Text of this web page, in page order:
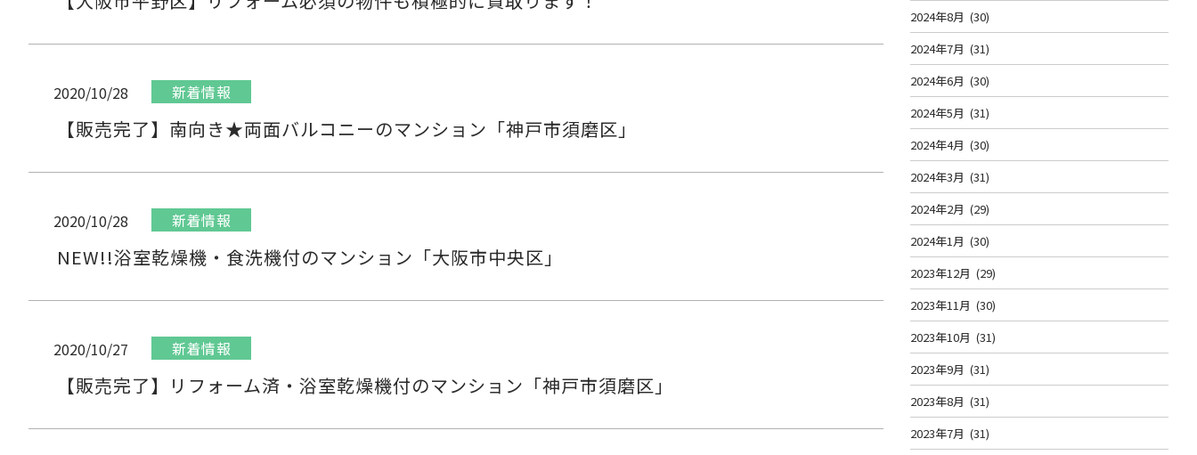
2020/10/28 新着情報
【販売完了】南向き★両面バルコニーのマンション「神戸市須磨区」
2020/10/28 新着情報
NEW!!浴室乾燥機・食洗機付のマンション「大阪市中央区」
2020/10/27 新着情報
【販売完了】リフォーム済・浴室乾燥機付のマンション「神戸市須磨区」
2024年8月 (30)
2024年7月 (31)
2024年6月 (30)
2024年5月 (31)
2024年4月 (30)
2024年3月 (31)
2024年2月 (29)
2024年1月 (30)
2023年12月 (29)
2023年11月 (30)
2023年10月 (31)
2023年9月 (31)
2023年8月 (31)
2023年7月 (31)